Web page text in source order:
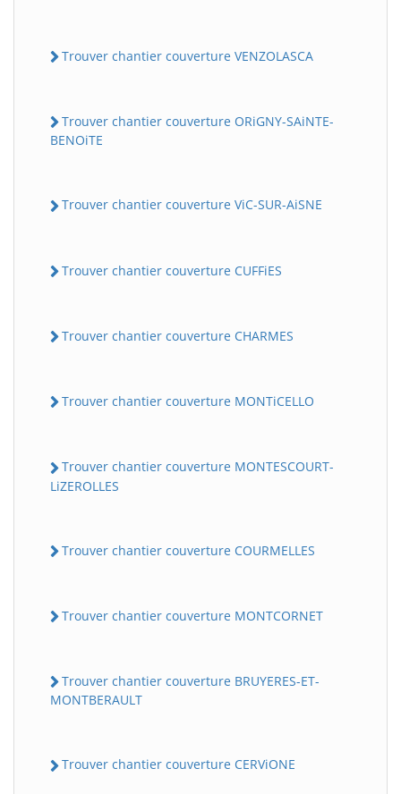
Trouver chantier couverture VENZOLASCA
Trouver chantier couverture ORiGNY-SAiNTE-
BENOiTE
Trouver chantier couverture ViC-SUR-AiSNE
Trouver chantier couverture CUFFiES
Trouver chantier couverture CHARMES
Trouver chantier couverture MONTiCELLO
Trouver chantier couverture MONTESCOURT-
LiZEROLLES
Trouver chantier couverture COURMELLES
Trouver chantier couverture MONTCORNET
Trouver chantier couverture BRUYERES-ET-
MONTBERAULT
Trouver chantier couverture CERViONE